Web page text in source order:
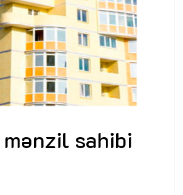
mənzil sahibi
Azərbaycanda dövlət-özəl tərəfdaşlığı
çərçivəsində həyata keçirilən ilk pilot
layihəVİDEO
Aydın Hüseynov: “Əsrin müqaviləsi”
Azərbaycanın iqtisadi suverenliyini
təmin edən əsas dayaqlardandır”
MÜSAHİBƏ